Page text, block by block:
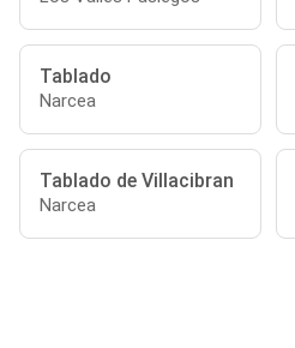
Tablado
Narcea
Tablado de Villacibran
Narcea